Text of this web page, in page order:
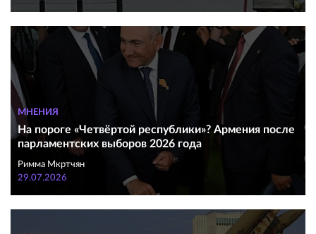
МНЕНИЯ
На пороге «Четвёртой республики»? Армения после
парламентских выборов 2026 года
Римма Мкртчян
29.07.2026